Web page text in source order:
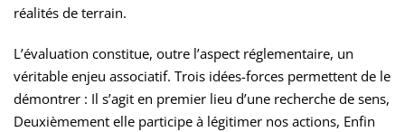
réalités de terrain.
L’évaluation constitue, outre l’aspect réglementaire, un
véritable enjeu associatif. Trois idées-forces permettent de le
démontrer : Il s’agit en premier lieu d’une recherche de sens,
Deuxièmement elle participe à légitimer nos actions, Enfin